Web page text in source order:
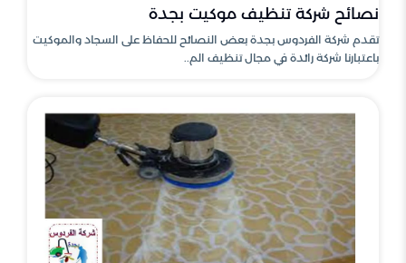
نصائح شركة تنظيف موكيت بجدة
تقدم شركة الفردوس بجدة بعض النصائح للحفاظ على السجاد والموكيت
باعتبارنا شركة رائدة في مجال تنظيف الم..